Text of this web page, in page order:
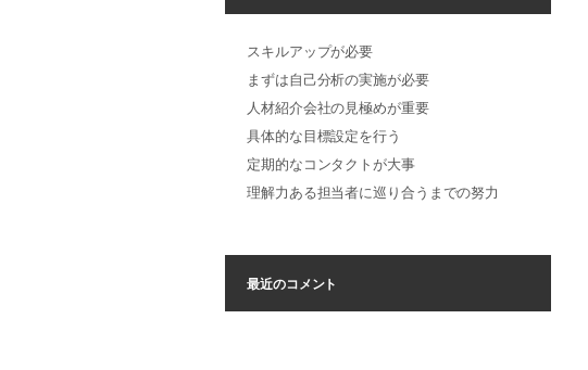
スキルアップが必要
まずは自己分析の実施が必要
人材紹介会社の見極めが重要
具体的な目標設定を行う
定期的なコンタクトが大事
理解力ある担当者に巡り合うまでの努力
最近のコメント